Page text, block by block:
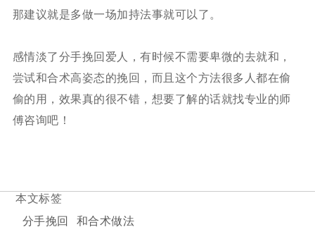
那建议就是多做一场加持法事就可以了。
感情淡了分手挽回爱人，有时候不需要卑微的去就和，
尝试和合术高姿态的挽回，而且这个方法很多人都在偷
偷的用，效果真的很不错，想要了解的话就找专业的师
傅咨询吧！
本文标签
分手挽回
和合术做法